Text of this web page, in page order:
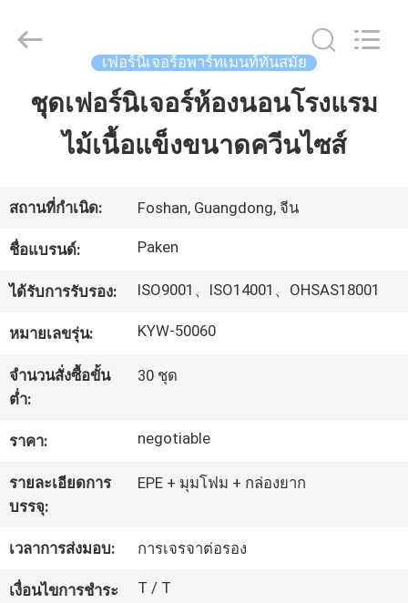
บ้าน
เกี่ยว
กับ
เรา
ทัวร์
โรงงาน
ควบคุม
คุณภาพ
Paken
Furniture
Reserved.
เฟอร์นิเจอร์อพาร์ทเมนท์ทันสมัย
ชุดเฟอร์นิเจอร์ห้องนอนโรงแรม
ไม้เนื้อแข็งขนาดควีนไซส์
สถานที่กำเนิด: Foshan, Guangdong, จีน
ชื่อแบรนด์: Paken
ได้รับการรับรอง: ISO9001、ISO14001、OHSAS18001
หมายเลขรุ่น: KYW-50060
จำนวนสั่งซื้อขั้น
ต่ำ:
30 ชุด
ราคา: negotiable
รายละเอียดการ
บรรจุ:
EPE + มุมโฟม + กล่องยาก
เวลาการส่งมอบ: การเจรจาต่อรอง
เงื่อนไขการชำระ
T / T